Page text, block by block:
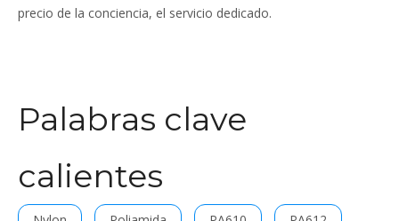
precio de la conciencia, el servicio dedicado.
Palabras clave
calientes